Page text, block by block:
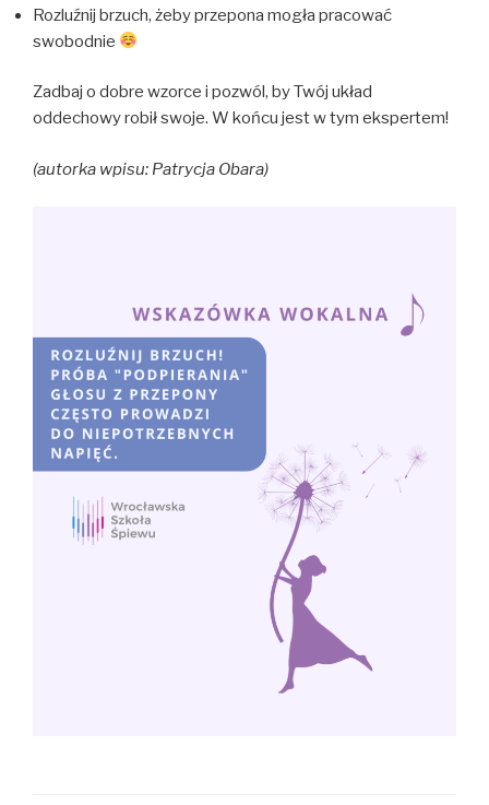
Rozluźnij brzuch, żeby przepona mogła pracować
swobodnie
Zadbaj o dobre wzorce i pozwól, by Twój układ
oddechowy robił swoje. W końcu jest w tym ekspertem!
(autorka wpisu: Patrycja Obara)